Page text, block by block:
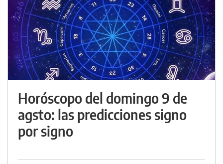
Horóscopo del domingo 9 de
agsto: las predicciones signo
por signo